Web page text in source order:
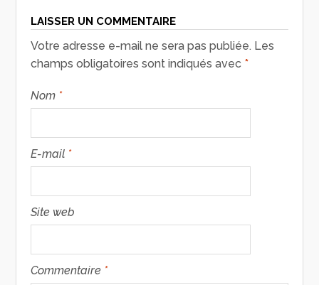
LAISSER UN COMMENTAIRE
Votre adresse e-mail ne sera pas publiée. Les
champs obligatoires sont indiqués avec *
Nom *
E-mail *
Site web
Commentaire *